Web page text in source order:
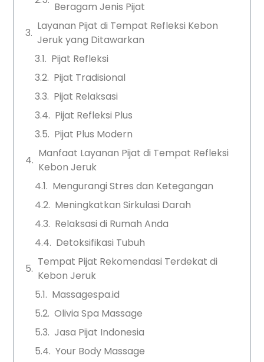
Beragam Jenis Pijat
Layanan Pijat di Tempat Refleksi Kebon
Jeruk yang Ditawarkan
Pijat Refleksi
Pijat Tradisional
Pijat Relaksasi
Pijat Refleksi Plus
Pijat Plus Modern
Manfaat Layanan Pijat di Tempat Refleksi
Kebon Jeruk
Mengurangi Stres dan Ketegangan
Meningkatkan Sirkulasi Darah
Relaksasi di Rumah Anda
Detoksifikasi Tubuh
Tempat Pijat Rekomendasi Terdekat di
Kebon Jeruk
Massagespa.id
Olivia Spa Massage
Jasa Pijat Indonesia
Your Body Massage